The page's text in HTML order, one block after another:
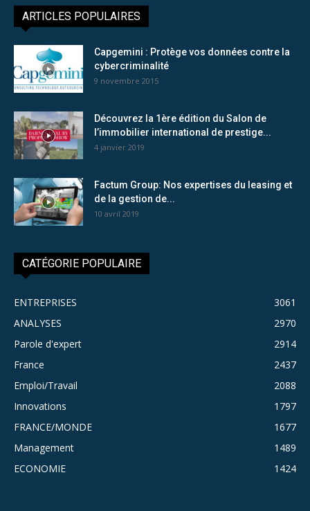
ARTICLES POPULAIRES
Capgemini : Protège vos données contre la
cybercriminalité
9 novembre 2015
Découvrez la 1ère édition du Salon de
l’immobilier international de prestige...
4 janvier 2019
Factum Group: Nos expertises du leasing et
de la gestion de...
10 avril 2019
CATÉGORIE POPULAIRE
ENTREPRISES
3061
ANALYSES
2970
Parole d'expert
2914
France
2437
Emploi/Travail
2088
Innovations
1797
FRANCE/MONDE
1677
Management
1489
ECONOMIE
1424